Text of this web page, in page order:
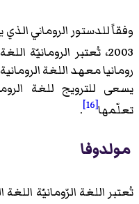
2003، تُعتبر الرومانيّة اللغة الرسمية للجمهورية
رومانيامعهد اللغة الرومانية
يسعى للترويج للغة
تعلّمها[16]
.
مولدوفا
تُعتبر اللغة الرّومانيّة اللغة